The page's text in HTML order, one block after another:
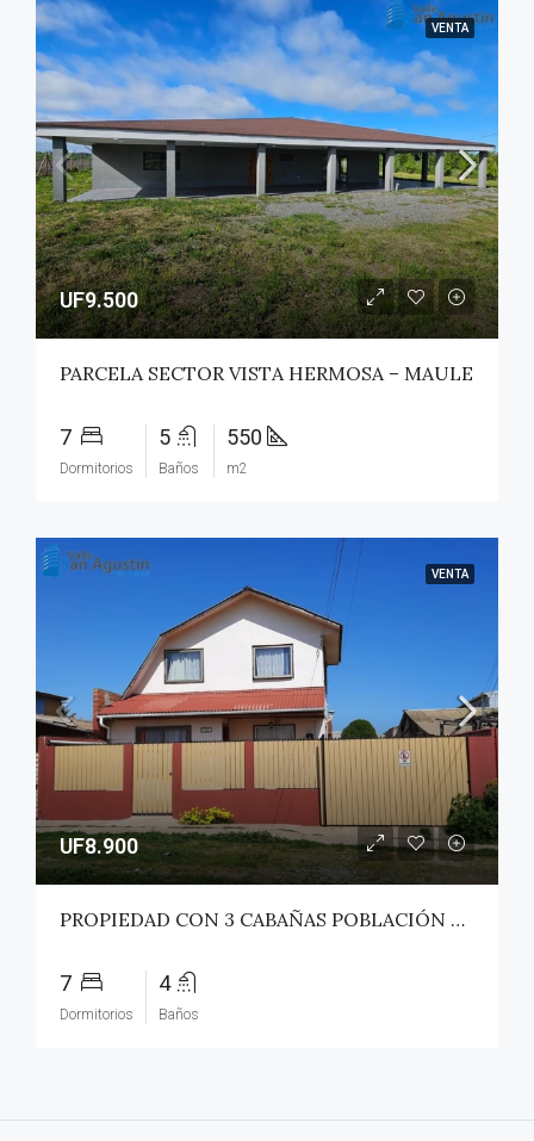
VENTA
UF9.500
PARCELA SECTOR VISTA HERMOSA – MAULE
7
Dormitorios
5
Baños
550
m2
VENTA
UF8.900
PROPIEDAD CON 3 CABAÑAS POBLACIÓN ROSS – PICHILEMU
7
Dormitorios
4
Baños